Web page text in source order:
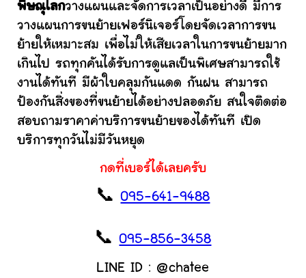
พิษณุโลกวางแผนและจัดการเวลาเป็นอย่างดี มีการ
วางแผนการขนย้ายเฟอร์นิเจอร์โดยจัดเวลาการขน
ย้ายให้เหมาะสม เพื่อไม่ให้เสียเวลาในการขนย้ายมาก
เกินไป รถทุกคันได้รับการดูแลเป็นพิเศษสามารถใช้
งานได้ทันที มีผ้าใบคลุมกันแดด กันฝน สามารถ
ป้องกันสิ่งของที่ขนย้ายได้อย่างปลอดภัย สนใจติดต่อ
สอบถามราคาค่าบริการขนย้ายของได้ทันที เปิด
บริการทุกวันไม่มีวันหยุด
กดที่เบอร์ได้เลยครับ
📞095-641-9488
📞095-856-3458
LINE ID : @chatee